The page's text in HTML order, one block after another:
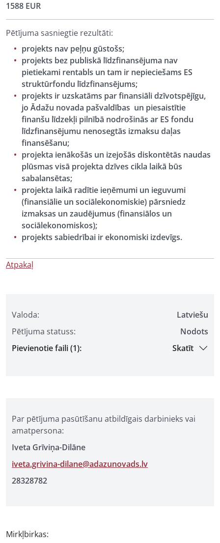
Valoda:
Latviešu
Pētījuma statuss:
Nodots
Pievienotie faili (1):
Skatīt
Par pētījuma pasūtīšanu atbildīgais darbinieks vai
amatpersona:
Iveta Grīviņa-Dilāne
iveta.grivina-dilane@adazunovads.lv
28328782
Mirkļbirkas:
1588 EUR
Pētījuma sasniegtie rezultāti:
projekts nav peļņu gūstošs;
projekts bez publiskā līdzfinansējuma nav
pietiekami rentabls un tam ir nepieciešams ES
struktūrfondu līdzfinansējums;
projekts ir uzskatāms par finansiāli dzīvotspējīgu,
jo Ādažu novada pašvaldības un piesaistītie
finanšu līdzekļi pilnībā nodrošinās ar ES fondu
līdzfinansējumu nenosegtās izmaksu daļas
finansēšanu;
projekta ienākošās un izejošās diskontētās naudas
plūsmas visā projekta dzīves cikla laikā būs
sabalansētas;
projekta laikā radītie ieņēmumi un ieguvumi
(finansiālie un sociālekonomiskie) pārsniedz
izmaksas un zaudējumus (finansiālos un
sociālekonomiskos);
projekts sabiedrībai ir ekonomiski izdevīgs.
Atpakaļ